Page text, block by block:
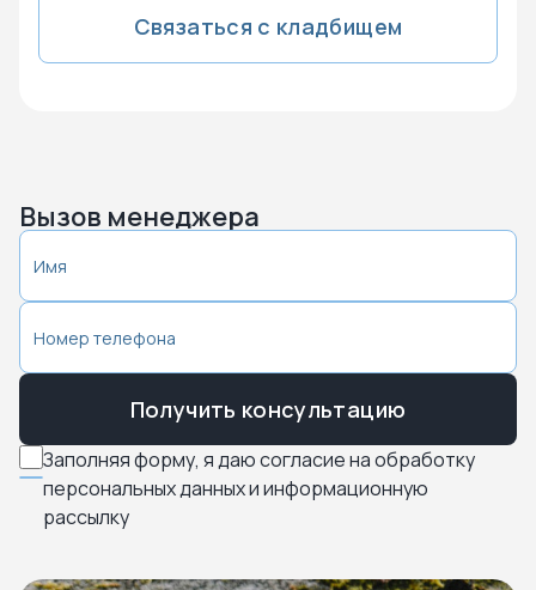
Связаться с кладбищем
Вызов менеджера
Заполняя форму, я даю согласие на обработку
персональных данных и информационную
рассылку
Получить консультацию